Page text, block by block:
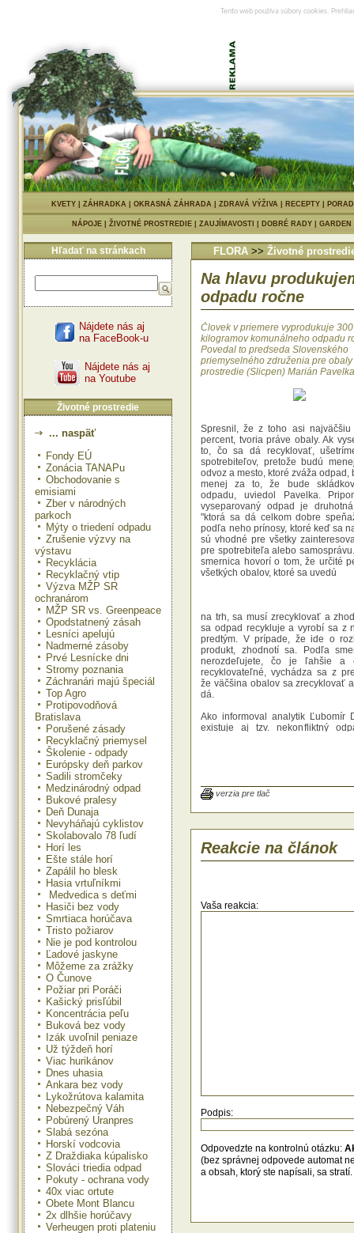
Tento web používa súbory cookies.
KVETY| ZÁHRADKA| OKRASNÁ ZÁHRADA| ZDRAVÁ VÝŽIVA| RECEPTY|
NÁPOJE ŽIVOTNÉ PROSTREDIE ZAUJÍMAVOSTI DOBRÉ RADY
Hľadať na stránkach
Nájdete nás aj
na FaceBook-u
Nájdete nás aj
na Youtube
Životné prostredie
... naspäť
Fondy EÚ
Zonácia TANAPu
Obchodovanie s
emisiami
Zber v národných
parkoch
Mýty o triedení odpadu
Zrušenie výzvy na
výstavu
Recyklácia
Recyklačný vtip
Výzva MŽP SR
ochranárom
MŽP SR vs. Greenpeace
Opodstatnený zásah
Lesníci apelujú
Nadmerné zásoby
Prvé Lesnícke dni
Stromy poznania
Záchranári majú špeciál
Top Agro
Protipovodňová
Bratislava
Porušené zásady
Recyklačný priemysel
Školenie - odpady
Európsky deň parkov
Sadili stromčeky
Medzinárodný odpad
Bukové pralesy
Deň Dunaja
Nevyháňajú cyklistov
Skolabovalo 78 ľudí
Horí les
Ešte stále horí
Zapálil ho blesk
Hasia vrtuľníkmi
Medvedica s deťmi
Hasiči bez vody
Smrtiaca horúčava
Tristo požiarov
Nie je pod kontrolou
Ľadové jaskyne
Môžeme za zrážky
O Čunove
Požiar pri Poráči
Kašický prisľúbil
Koncentrácia peľu
Buková bez vody
Izák uvoľnil peniaze
Už týždeň horí
Viac hurikánov
Dnes uhasia
Ankara bez vody
Lykožrútova kalamita
Nebezpečný Váh
Pobúrený Uranpres
Slabá sezóna
Horskí vodcovia
Z Draždiaka kúpalisko
Slováci triedia odpad
Pokuty - ochrana vody
40x viac ortute
Obete Mont Blancu
2x dlhšie horúčavy
Verheugen proti plateniu
FLORA >> Životné
Na hlavu
odpadu ročne
Človek v priemere vyprodukuje 300
kilogramov komunálneho odpadu
Povedal to predseda Slovenského
priemyselného združenia pre
prostredie (Slicpen) Marián
Spresnil, že z toho asi
percent, tvoria práve obaly. Ak
to, čo sa dá recyklovať,
spotrebiteľov, pretože budú
odvoz a mesto, ktoré zváža odpad,
menej za to, že bude
odpadu, uviedol Pavelka.
vyseparovaný odpad je
"ktorá sa dá celkom dobre
podľa neho prínosy, ktoré keď sa
sú vhodné pre všetky
pre spotrebiteľa alebo
smernica hovorí o tom, že určité
všetkých obalov, ktoré sa uvedú
na trh, sa musí zrecyklovať a
sa odpad recykluje a vyrobí sa z
predtým. V prípade, že ide o
produkt, zhodnotí sa. Podľa
nerozdeľujete, čo je ľahšie a
recyklovateľné, vychádza sa z
že väčšina obalov sa zrecyklovať
dá.
Ako informoval analytik Ľubomír
existuje aj tzv. nekonfliktný
konštatoval, že za týždeň
predstavíme, že každý kupujúci
tomto systéme dve igelitové tašky,
povedal Drahovský. "To je už
viditeľný na Slovensku po
Recyklovateľnosť igelitových
recykláciou plastov. Vyrábajú z
nákladných vagónov či detské
verzia pre tlač
Reakcie na článok
Vaša reakcia:
Podpis:
Odpovedzte na kontrolnú otázku:
(bez správnej odpovede automat
a obsah, ktorý ste napísali, sa